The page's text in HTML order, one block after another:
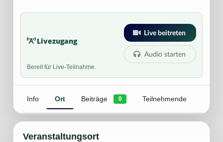
Livezugang
Live beitreten
Audio starten
Bereit für Live-Teilnahme.
Info Ort Beiträge 0 Teilnehmende
Veranstaltungsort